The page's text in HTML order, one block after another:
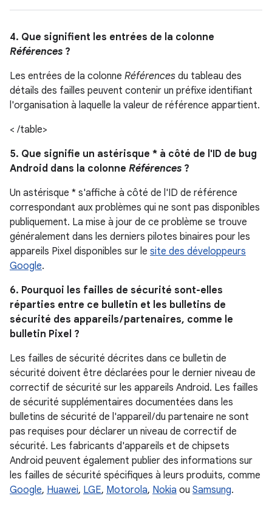
4. Que signifient les entrées de la colonne
Références ?
Les entrées de la colonne Références du tableau des
détails des failles peuvent contenir un préfixe identifiant
l'organisation à laquelle la valeur de référence appartient.
< /table>
5. Que signifie un astérisque * à côté de l'ID de bug
Android dans la colonne Références ?
Un astérisque * s'affiche à côté de l'ID de référence
correspondant aux problèmes qui ne sont pas disponibles
publiquement. La mise à jour de ce problème se trouve
généralement dans les derniers pilotes binaires pour les
appareils Pixel disponibles sur le site des développeurs
Google.
6. Pourquoi les failles de sécurité sont-elles
réparties entre ce bulletin et les bulletins de
sécurité des appareils / partenaires, comme le
bulletin Pixel ?
Les failles de sécurité décrites dans ce bulletin de
sécurité doivent être déclarées pour le dernier niveau de
correctif de sécurité sur les appareils Android. Les failles
de sécurité supplémentaires documentées dans les
bulletins de sécurité de l'appareil / du partenaire ne sont
pas requises pour déclarer un niveau de correctif de
sécurité. Les fabricants d'appareils et de chipsets
Android peuvent également publier des informations sur
les failles de sécurité spécifiques à leurs produits, comme
Google, Huawei, LGE, Motorola, Nokia ou Samsung.